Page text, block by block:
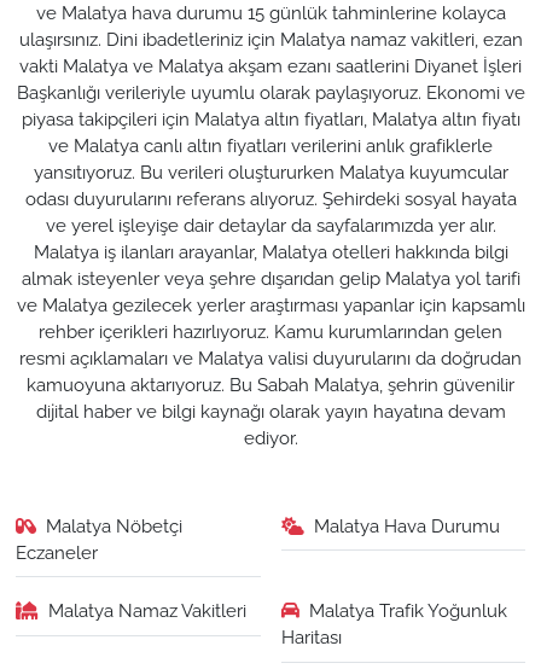
ve Malatya hava durumu 15 günlük tahminlerine kolayca
ulaşırsınız. Dini ibadetleriniz için Malatya namaz vakitleri, ezan
vakti Malatya ve Malatya akşam ezanı saatlerini Diyanet İşleri
Başkanlığı verileriyle uyumlu olarak paylaşıyoruz. Ekonomi ve
piyasa takipçileri için Malatya altın fiyatları, Malatya altın fiyatı
ve Malatya canlı altın fiyatları verilerini anlık grafiklerle
yansıtıyoruz. Bu verileri oluştururken Malatya kuyumcular
odası duyurularını referans alıyoruz. Şehirdeki sosyal hayata
ve yerel işleyişe dair detaylar da sayfalarımızda yer alır.
Malatya iş ilanları arayanlar, Malatya otelleri hakkında bilgi
almak isteyenler veya şehre dışarıdan gelip Malatya yol tarifi
ve Malatya gezilecek yerler araştırması yapanlar için kapsamlı
rehber içerikleri hazırlıyoruz. Kamu kurumlarından gelen
resmi açıklamaları ve Malatya valisi duyurularını da doğrudan
kamuoyuna aktarıyoruz. Bu Sabah Malatya, şehrin güvenilir
dijital haber ve bilgi kaynağı olarak yayın hayatına devam
ediyor.
Malatya Nöbetçi
Eczaneler
Malatya Hava Durumu
Malatya Namaz Vakitleri
Malatya Trafik Yoğunluk
Haritası